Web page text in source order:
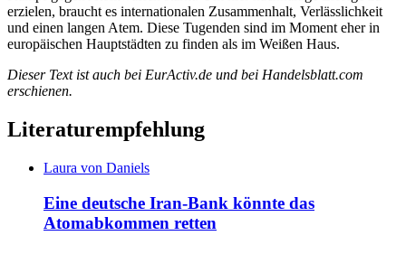
erzielen, braucht es internationalen Zusammenhalt, Verlässlichkeit
und einen langen Atem. Diese Tugenden sind im Moment eher in
europäischen Hauptstädten zu finden als im Weißen Haus.
Dieser Text ist auch bei EurActiv.de und bei Handelsblatt.com
erschienen.
Literaturempfehlung
Laura von Daniels
Eine deutsche Iran-Bank könnte das
Atomabkommen retten